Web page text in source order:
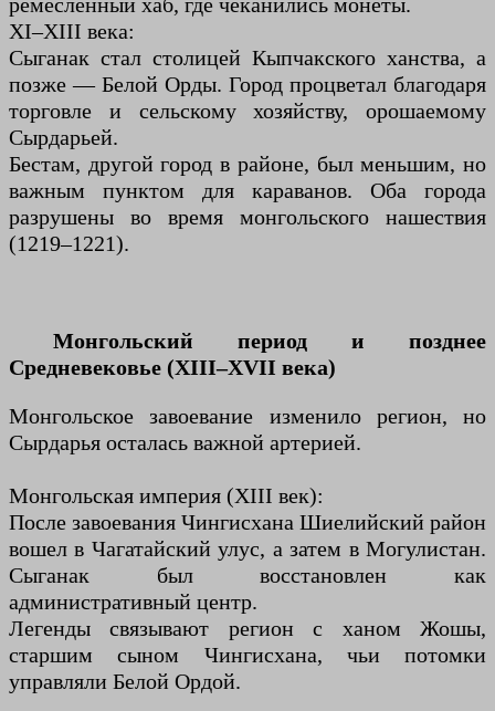
XI–XIII века:
Сыганак стал столицей Кыпчакского ханства, а
позже — Белой Орды. Город процветал благодаря
торговле и сельскому хозяйству, орошаемому
Сырдарьей.
Бестам, другой город в районе, был меньшим, но
важным пунктом для караванов. Оба города
разрушены во время монгольского нашествия
(1219–1221).
Монгольский период и позднее
Средневековье (XIII–XVII века)
Монгольское завоевание изменило регион, но
Сырдарья осталась важной артерией.
Монгольская империя (XIII век):
После завоевания Чингисхана Шиелийский район
вошел в Чагатайский улус, а затем в Могулистан.
Сыганак был восстановлен как
административный центр.
Легенды связывают регион с ханом Жошы,
старшим сыном Чингисхана, чьи потомки
управляли Белой Ордой.